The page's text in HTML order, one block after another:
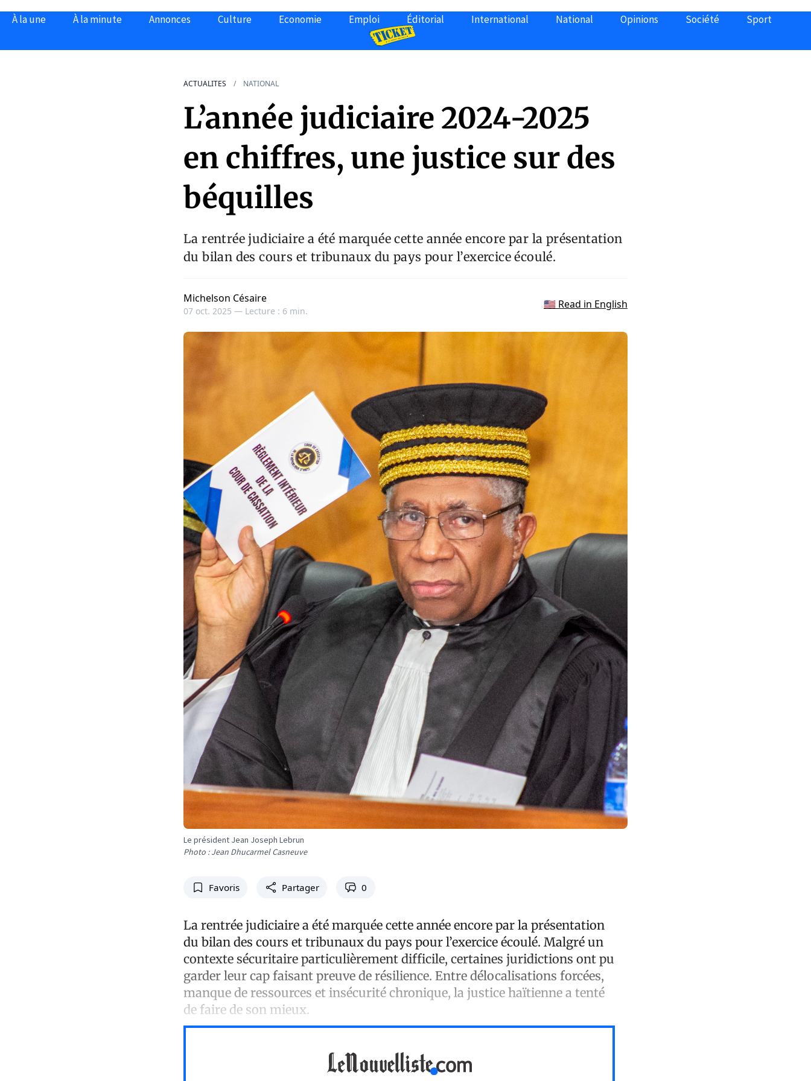
À la une À la minute Annonces Culture Economie Emploi Éditorial International National Opinions Société Sport
ACTUALITES NATIONAL
L’année judiciaire 2024-2025
en chiffres, une justice sur des
béquilles
La rentrée judiciaire a été marquée cette année encore par la présentation
du bilan des cours et tribunaux du pays pour l’exercice écoulé.
Michelson Césaire
07 oct. 2025 — Lecture : 6 min.
🇺🇸 Read in English
Le président Jean Joseph Lebrun
Photo : Jean Dhucarmel Casneuve
Favoris Partager 0
La rentrée judiciaire a été marquée cette année encore par la présentation
du bilan des cours et tribunaux du pays pour l’exercice écoulé. Malgré un
contexte sécuritaire particulièrement difficile, certaines juridictions ont pu
garder leur cap faisant preuve de résilience. Entre délocalisations forcées,
manque de ressources et insécurité chronique, la justice haïtienne a tenté
de faire de son mieux.